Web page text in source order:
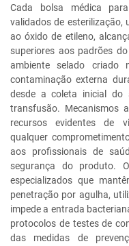
Cada bolsa médica
validados de esterilização,
ao óxido de etileno,
superiores aos padrões
ambiente selado criado
contaminação externa
desde a coleta inicial do
transfusão. Mecanismos
recursos evidentes de
qualquer
aos profissionais de
segurança do produto.
especializados que
penetração por agulha,
impede a entrada
protocolos de testes de
das medidas de